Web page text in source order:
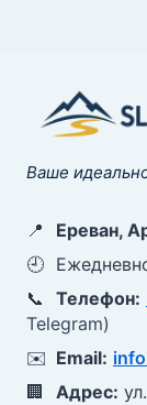
Ваше
📍
Ереван,
🕘
📞
Телефон:
Telegram)
✉️ Email:
🏢
Адрес: